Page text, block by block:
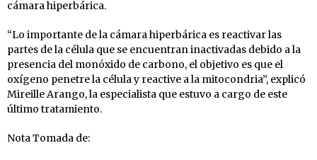
cámara hiperbárica.
“Lo importante de la cámara hiperbárica es reactivar las
partes de la célula que se encuentran inactivadas debido a la
presencia del monóxido de carbono, el objetivo es que el
oxígeno penetre la célula y reactive a la mitocondria”, explicó
Mireille Arango, la especialista que estuvo a cargo de este
último tratamiento.
Nota Tomada de: